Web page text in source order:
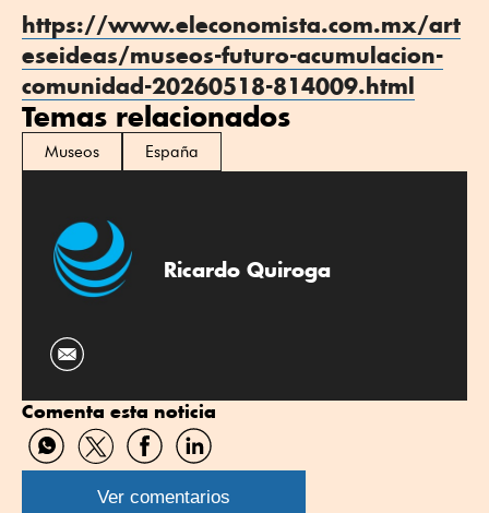
https://www.eleconomista.com.mx/art
eseideas/museos-futuro-acumulacion-
comunidad-20260518-814009.html
Temas relacionados
Museos España
Ricardo Quiroga
Comenta esta noticia
Compartir
por
WhatsApp
Compartir
por
Twitter
Compartir
por
Facebook
Compartir
por
Linkedin
Ver comentarios